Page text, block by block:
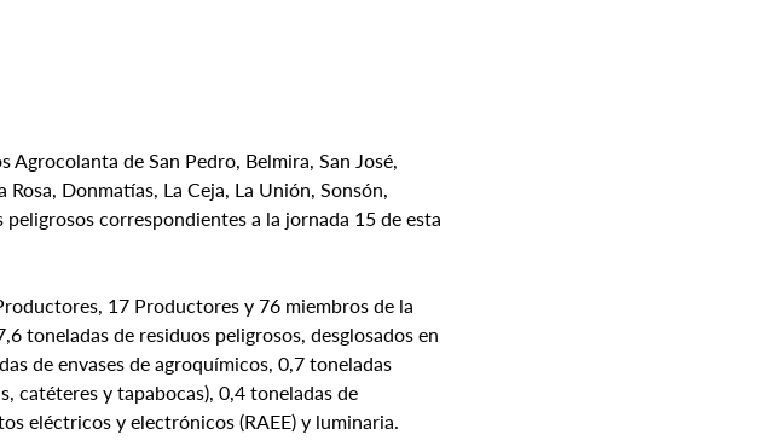
de San Pedro, Belmira, San José,
Donmatías, La Ceja, La Unión, Sonsón,
correspondientes a la jornada 15 de esta
17 Productores y 76 miembros de la
toneladas de residuos peligrosos, desglosados en
de envases de agroquímicos, 0,7 toneladas
catéteres y tapabocas), 0,4 toneladas de
eléctricos y electrónicos (RAEE) y luminaria.